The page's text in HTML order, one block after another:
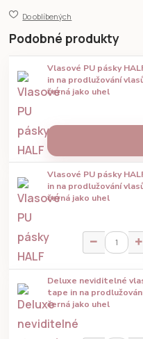
Do oblíbených
Podobné produkty
Vlasové PU pásky
in na prodlužování
černá jako uhel
Vlasové PU pásky
in na prodlužování
černá jako uhel
Deluxe neviditelné
tape in na
černá jako uhel